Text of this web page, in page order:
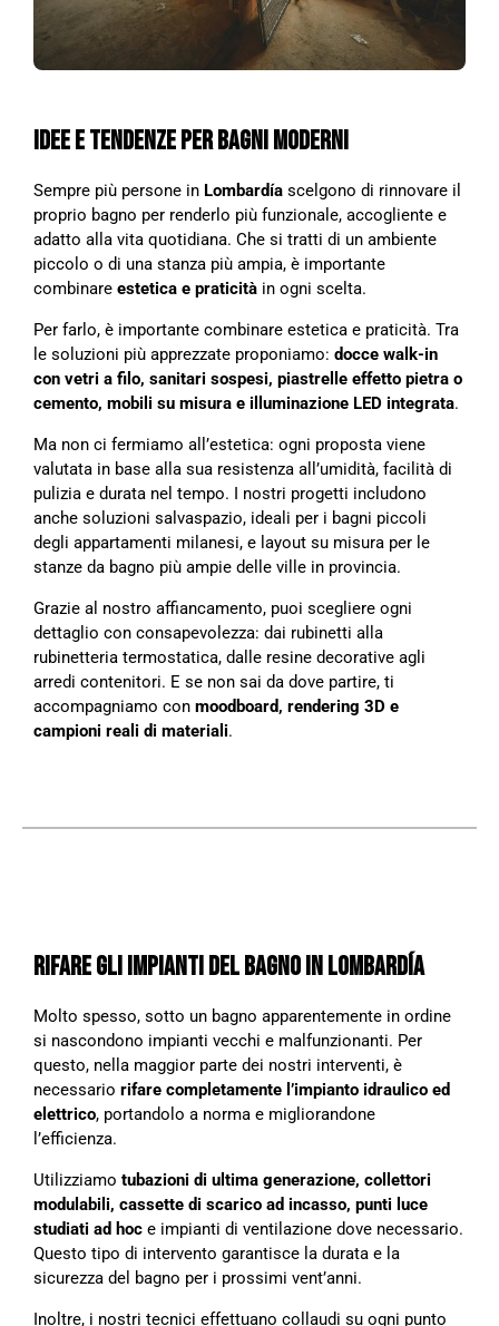
IDEE E TENDENZE PER BAGNI MODERNI
Sempre più persone in Lombardía scelgono di rinnovare il
proprio bagno per renderlo più funzionale, accogliente e
adatto alla vita quotidiana. Che si tratti di un ambiente
piccolo o di una stanza più ampia, è importante
combinare estetica e praticità in ogni scelta.
Per farlo, è importante combinare estetica e praticità. Tra
le soluzioni più apprezzate proponiamo: docce walk-in
con vetri a filo, sanitari sospesi, piastrelle effetto pietra o
cemento, mobili su misura e illuminazione LED integrata.
Ma non ci fermiamo all’estetica: ogni proposta viene
valutata in base alla sua resistenza all’umidità, facilità di
pulizia e durata nel tempo. I nostri progetti includono
anche soluzioni salvaspazio, ideali per i bagni piccoli
degli appartamenti milanesi, e layout su misura per le
stanze da bagno più ampie delle ville in provincia.
Grazie al nostro affiancamento, puoi scegliere ogni
dettaglio con consapevolezza: dai rubinetti alla
rubinetteria termostatica, dalle resine decorative agli
arredi contenitori. E se non sai da dove partire, ti
accompagniamo con moodboard, rendering 3D e
campioni reali di materiali.
RIFARE GLI IMPIANTI DEL BAGNO IN LOMBARDÍA
Molto spesso, sotto un bagno apparentemente in ordine
si nascondono impianti vecchi e malfunzionanti. Per
questo, nella maggior parte dei nostri interventi, è
necessario rifare completamente l’impianto idraulico ed
elettrico, portandolo a norma e migliorandone
l’efficienza.
Utilizziamo tubazioni di ultima generazione, collettori
modulabili, cassette di scarico ad incasso, punti luce
studiati ad hoc e impianti di ventilazione dove necessario.
Questo tipo di intervento garantisce la durata e la
sicurezza del bagno per i prossimi vent’anni.
Inoltre, i nostri tecnici effettuano collaudi su ogni punto